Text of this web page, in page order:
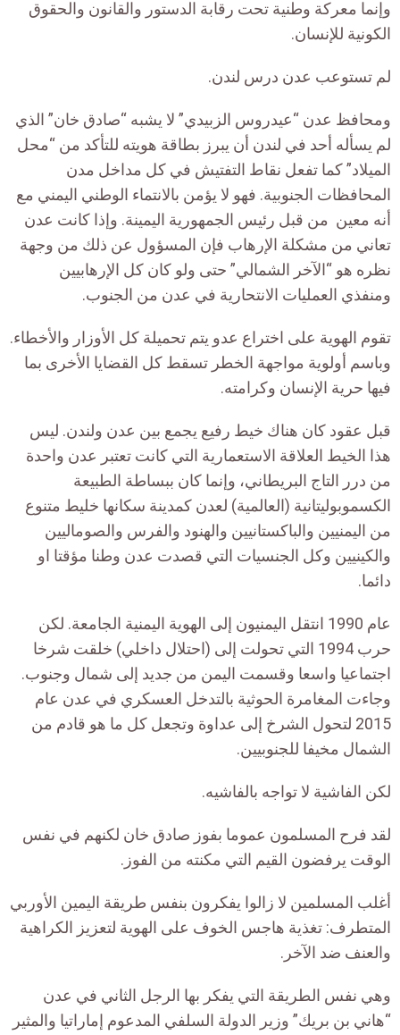
وإنما معركة وطنية تحت رقابة الدستور والقانون والحقوق
الكونية للإنسان.
لم تستوعب عدن درس لندن.
ومحافظ عدن “عيدروس الزبيدي” لا يشبه “صادق خان” الذي
لم يسأله أحد في لندن أن يبرز بطاقة هويته للتأكد من “محل
الميلاد” كما تفعل نقاط التفتيش في كل مداخل مدن
المحافظات الجنوبية. فهو لا يؤمن بالانتماء الوطني اليمني مع
أنه معين من قبل رئيس الجمهورية اليمينة. وإذا كانت عدن
تعاني من مشكلة الإرهاب فإن المسؤول عن ذلك من وجهة
نظره هو “الآخر الشمالي” حتى ولو كان كل الإرهابيين
ومنفذي العمليات الانتحارية في عدن من الجنوب.
تقوم الهوية على اختراع عدو يتم تحميلة كل الأوزار والأخطاء.
وباسم أولوية مواجهة الخطر تسقط كل القضايا الأخرى بما
فيها حرية الإنسان وكرامته.
قبل عقود كان هناك خيط رفيع يجمع بين عدن ولندن. ليس
هذا الخيط العلاقة الاستعمارية التي كانت تعتبر عدن واحدة
من درر التاج البريطاني، وإنما كان ببساطة الطبيعة
الكسموبوليتانية (العالمية) لعدن كمدينة سكانها خليط متنوع
من اليمنيين والباكستانيين والهنود والفرس والصوماليين
والكينيين وكل الجنسيات التي قصدت عدن وطنا مؤقتا او
دائما.
عام 1990 انتقل اليمنيون إلى الهوية اليمنية الجامعة. لكن
حرب 1994 التي تحولت إلى (احتلال داخلي) خلقت شرخا
اجتماعيا واسعا وقسمت اليمن من جديد إلى شمال وجنوب.
وجاءت المغامرة الحوثية بالتدخل العسكري في عدن عام
2015 لتحول الشرخ إلى عداوة وتجعل كل ما هو قادم من
الشمال مخيفا للجنوبيين.
لكن الفاشية لا تواجه بالفاشيه.
لقد فرح المسلمون عموما بفوز صادق خان لكنهم في نفس
الوقت يرفضون القيم التي مكنته من الفوز.
أغلب المسلمين لا زالوا يفكرون بنفس طريقة اليمين الأوربي
المتطرف: تغذية هاجس الخوف على الهوية لتعزيز الكراهية
والعنف ضد الآخر.
وهي نفس الطريقة التي يفكر بها الرجل الثاني في عدن
“هاني بن بريك” وزير الدولة السلفي المدعوم إماراتيا والمثير